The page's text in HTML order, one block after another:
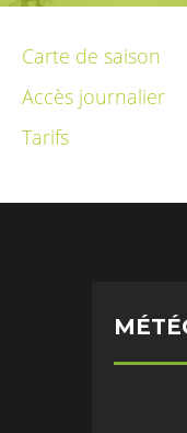
Carte de saison
Accès journalier
Tarifs